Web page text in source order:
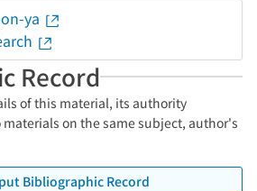
ya
Record
of this material, its authority
on the same subject, author's
Bibliographic Record